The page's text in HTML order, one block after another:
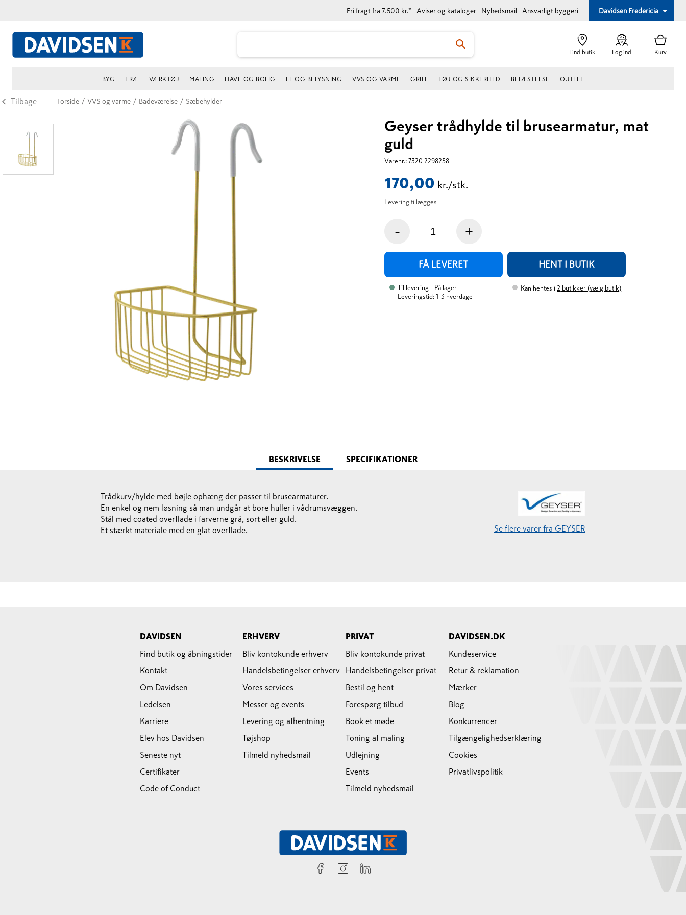
Fri fragt fra 7.500 kr.* Aviser og kataloger Nyhedsmail Ansvarligt byggeri Davidsen Fredericia
Find butik Log ind Kurv
BYG TRÆ VÆRKTØJ MALING HAVE OG BOLIG EL OG BELYSNING VVS OG VARME GRILL TØJ OG SIKKERHED BEFÆSTELSE OUTLET
Tilbage Forside / VVS og varme / Badeværelse / Sæbehylder
Geyser trådhylde til brusearmatur, mat
guld
Varenr.: 7320 2298258
170,00 kr./stk.
Levering tillægges
- +
FÅ LEVERET HENT I BUTIK
Til levering - På lager
Leveringstid: 1-3 hverdage
Kan hentes i 2 butikker (vælg butik)
BESKRIVELSE SPECIFIKATIONER
Trådkurv/hylde med bøjle ophæng der passer til brusearmaturer.
En enkel og nem løsning så man undgår at bore huller i vådrumsvæggen.
Stål med coated overflade i farverne grå, sort eller guld.
Et stærkt materiale med en glat overflade.
Se flere varer fra GEYSER
DAVIDSEN
Find butik og åbningstider
Kontakt
Om Davidsen
Ledelsen
Karriere
Elev hos Davidsen
Seneste nyt
Certifikater
Code of Conduct
ERHVERV
Bliv kontokunde erhverv
Handelsbetingelser erhverv
Vores services
Messer og events
Levering og afhentning
Tøjshop
Tilmeld nyhedsmail
PRIVAT
Bliv kontokunde privat
Handelsbetingelser privat
Bestil og hent
Forespørg tilbud
Book et møde
Toning af maling
Udlejning
Events
Tilmeld nyhedsmail
DAVIDSEN.DK
Kundeservice
Retur & reklamation
Mærker
Blog
Konkurrencer
Tilgængelighedserklæring
Cookies
Privatlivspolitik